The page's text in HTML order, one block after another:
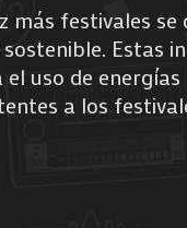
más festivales
Estas
uso de
a los